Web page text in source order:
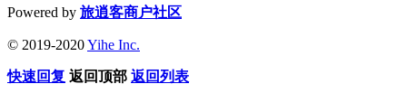
Powered by 旅逍客商户社区
© 2019-2020Yihe Inc.
快速回复 返回顶部 返回列表